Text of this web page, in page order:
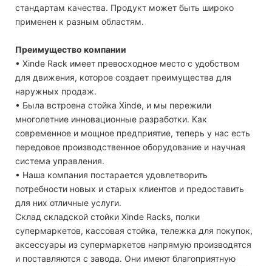
стандартам качества. Продукт может быть широко
применен к разным областям.
Преимущество компании
• Xinde Rack имеет превосходное место с удобством
для движения, которое создает преимущества для
наружных продаж.
• Была встроена стойка Xinde, и мы пережили
многолетние инновационные разработки. Как
современное и мощное предприятие, теперь у нас есть
передовое производственное оборудование и научная
система управления.
• Наша компания постарается удовлетворить
потребности новых и старых клиентов и предоставить
для них отличные услуги.
Склад складской стойки Xinde Racks, полки
супермаркетов, кассовая стойка, тележка для покупок,
аксессуары из супермаркетов напрямую производятся
и поставляются с завода. Они имеют благоприятную